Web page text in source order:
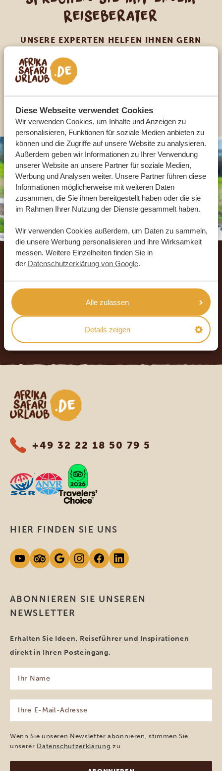
Diese Webseite verwendet Cookies
Wir verwenden Cookies, um Inhalte und Anzeigen zu
personalisieren, Funktionen für soziale Medien anbieten zu
können und die Zugriffe auf unsere Website zu analysieren.
Außerdem geben wir Informationen zu Ihrer Verwendung
unserer Website an unsere Partner für soziale Medien,
Werbung und Analysen weiter. Unsere Partner führen diese
Informationen möglicherweise mit weiteren Daten
zusammen, die Sie ihnen bereitgestellt haben oder die sie
im Rahmen Ihrer Nutzung der Dienste gesammelt haben.
Wir verwenden Cookies außerdem, um Daten zu sammeln,
die unsere Werbung personalisieren und ihre Wirksamkeit
messen. Weitere Einzelheiten finden Sie in
der Datenschutzerklärung von Google.
Alle zulassen
Details zeigen
Reiseberater
UNSERE EXPERTEN HELFEN IHNEN GERN
DE:
ANDERE LÄNDER
Footer
UNSERE GÄSTE EMPFEHLEN AFRIKA
SAFARI URLAUB
933+ Reviews
MEHR LESEN
Afrika Safari Urlaub
+49 32 22 18 50 79 5
ABONNIEREN SIE UNSEREN
NEWSLETTER
Erhalten Sie Ideen, Reiseführer und Inspirationen
direkt in Ihren Posteingang.
Name
(erforderlich)
Mail-
Adresse
(erforderlich)
Wenn Sie unseren Newsletter abonnieren, stimmen Sie
unserer Datenschutzerklärung zu.
HIER FINDEN SIE UNS